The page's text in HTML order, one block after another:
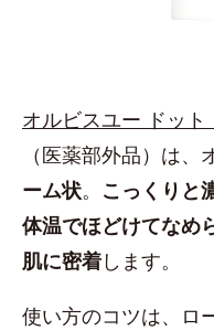
オルビスユー ドッ
（医薬部外品）は
ーム状。 こっくりと
体温でほどけてなめ
肌に密着します。
使い方のコツは、ロ